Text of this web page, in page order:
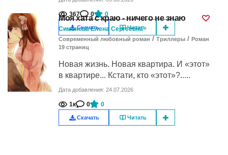
367 0 0
Скачать Читать
Моя хата с краю - ничего не знаю
Симонова Елена Сергеевна
Современный любовный роман / Триллеры / Роман
19 cтраниц
Новая жизнь. Новая квартира. И «этот»
в квартире... Кстати, кто «этот»?.....
Дата добавления: 24.07.2026
1к 0 0
Скачать Читать